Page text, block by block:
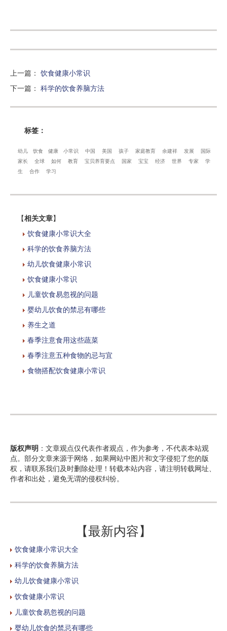
上一篇 ： 饮食健康小常识
下一篇 ： 科学的饮食养脑方法
标签：
幼儿 饮食 健康 小常识 中国 美国 孩子 家庭教育 余建祥 发展
国际
家长
全球 如何 教育 宝贝养育要点 国家 宝宝 经济 世界 专家
学
生
合作 学习
【相关文章】
饮食健康小常识大全
科学的饮食养脑方法
幼儿饮食健康小常识
饮食健康小常识
儿童饮食易忽视的问题
婴幼儿饮食的禁忌有哪些
养生之道
春季注意食用这些蔬菜
春季注意五种食物的忌与宜
食物搭配饮食健康小常识
版权声明 ：文章观点仅代表作者观点，作为参考，不代表本站观
点。部分文章来源于网络，如果网站中图片和文字侵犯了您的版
权，请联系我们及时删除处理！转载本站内容，请注明转载网址、
作者和出处，避免无谓的侵权纠纷。
【最新内容】
饮食健康小常识大全
科学的饮食养脑方法
幼儿饮食健康小常识
饮食健康小常识
儿童饮食易忽视的问题
婴幼儿饮食的禁忌有哪些